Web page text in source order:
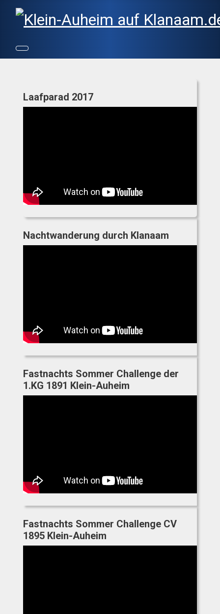
Laafparad 2017
Nachtwanderung durch Klanaam
Fastnachts Sommer Challenge der
1.KG 1891 Klein-Auheim
Fastnachts Sommer Challenge CV
1895 Klein-Auheim